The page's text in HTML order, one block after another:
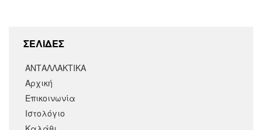
ΣΕΛΙΔΕΣ
ΑΝΤΑΛΛΑΚΤΙΚΑ
Αρχική
Επικοινωνία
Ιστολόγιο